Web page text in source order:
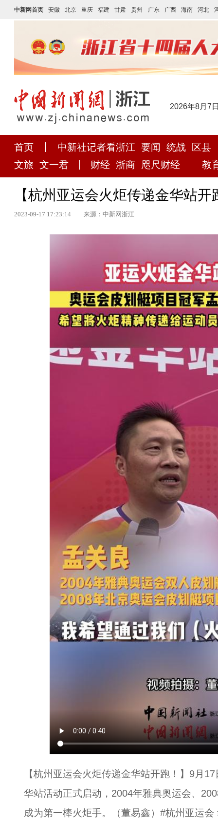
中新网首页 安徽 北京 重庆 福建 甘肃 贵州 广东 广西 海南 河北
2026年8月7
首页 中新社记者看浙江 要闻 统战
区县
文旅 文一君 财经 浙商 咫尺财经 教
【杭州亚运会火炬传递金华站开
2023-09-17 17:23:14 来源：中新网浙江
【杭州亚运会火炬传递金华站开跑！】9月
华站活动正式启动，2004年雅典奥运会、
成为第一棒火炬手。（董易鑫）#杭州亚运会